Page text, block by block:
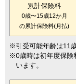
累計保険料
0歳〜15歳12か月
の累計保険料(月払)
引受可能年齢は11
0歳時は初年度保険
います。